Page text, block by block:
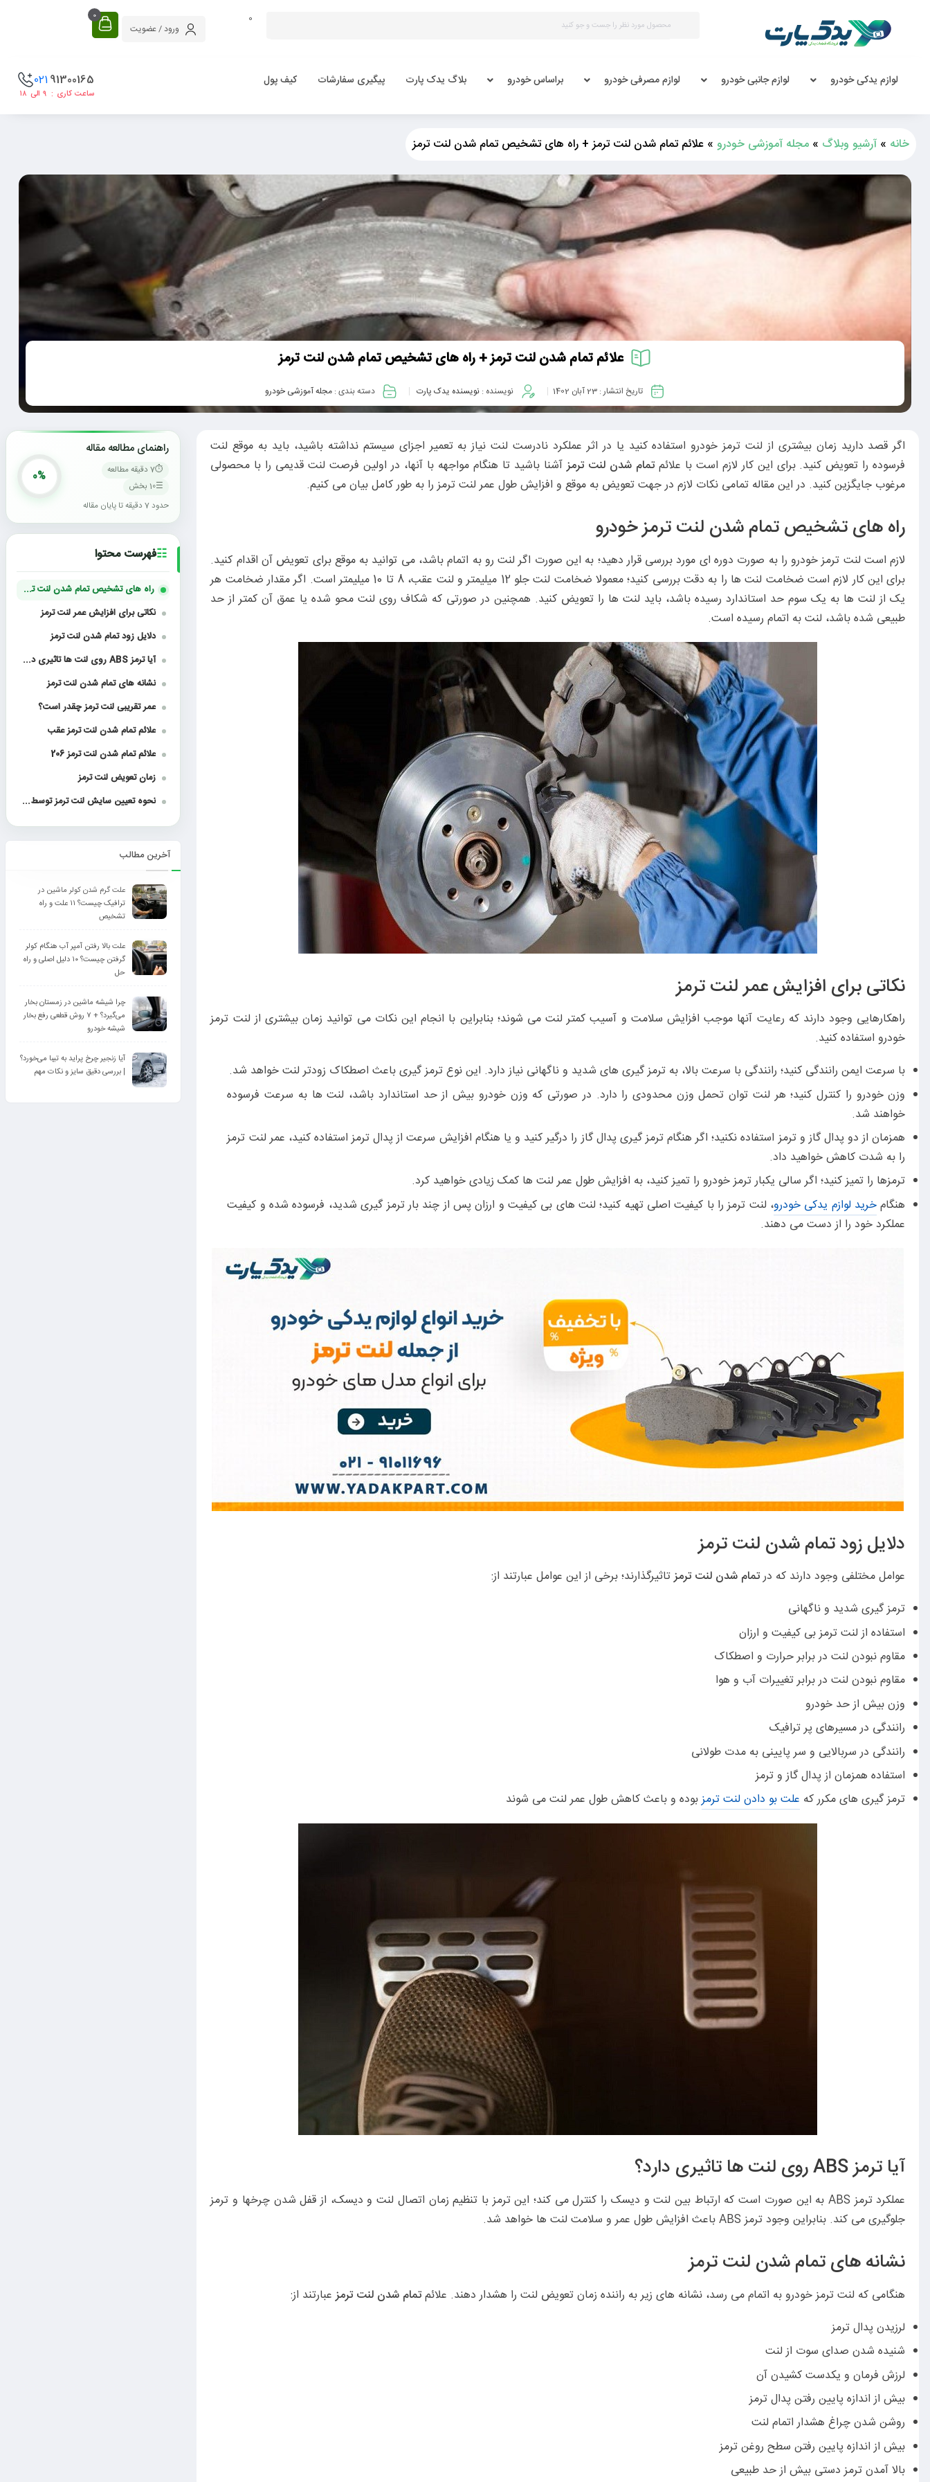
0
ورود / عضویت
0
لوازم یدکی خودرو لوازم جانبی خودرو لوازم مصرفی خودرو براساس خودرو بلاگ یدک پارت پیگیری سفارشات کیف پول 91300165
021
ساعت کاری : ۹ الی ۱۸
خانه » آرشیو وبلاگ » مجله آموزشی خودرو » علائم تمام شدن لنت ترمز + راه های تشخیص تمام شدن لنت ترمز
علائم تمام شدن لنت ترمز + راه های تشخیص تمام شدن لنت ترمز
تاریخ انتشار : 23 آبان 1402 نویسنده : نویسنده یدک پارت دسته بندی : مجله آموزشی خودرو
اگر قصد دارید زمان بیشتری از لنت ترمز خودرو استفاده کنید یا در اثر عملکرد نادرست لنت نیاز به تعمیر اجزای سیستم نداشته باشید، باید به موقع لنت
فرسوده را تعویض کنید. برای این کار لازم است با علائمتمام شدن لنت ترمزآشنا باشید تا هنگام مواجهه با آنها، در اولین فرصت لنت قدیمی را با محصولی
مرغوب جایگزین کنید. در این مقاله تمامی نکات لازم در جهت تعویض به موقع و افزایش طول عمر لنت ترمز را به طور کامل بیان می کنیم.
راه های تشخیص تمام شدن لنت ترمز خودرو
لازم است لنت ترمز خودرو را به صورت دوره ای مورد بررسی قرار دهید؛ به این صورت اگر لنت رو به اتمام باشد، می توانید به موقع برای تعویض آن اقدام کنید.
برای این کار لازم است ضخامت لنت ها را به دقت بررسی کنید؛ معمولا ضخامت لنت جلو 12 میلیمتر و لنت عقب، 8 تا 10 میلیمتر است. اگر مقدار ضخامت هر
یک از لنت ها به یک سوم حد استاندارد رسیده باشد، باید لنت ها را تعویض کنید. همچنین در صورتی که شکاف روی لنت محو شده یا عمق آن کمتر از حد
طبیعی شده باشد، لنت به اتمام رسیده است.
نکاتی برای افزایش عمر لنت ترمز
راهکارهایی وجود دارند که رعایت آنها موجب افزایش سلامت و آسیب کمتر لنت می شوند؛ بنابراین با انجام این نکات می توانید زمان بیشتری از لنت ترمز
خودرو استفاده کنید.
با سرعت ایمن رانندگی کنید؛ رانندگی با سرعت بالا، به ترمز گیری های شدید و ناگهانی نیاز دارد. این نوع ترمز گیری باعث اصطکاک زودتر لنت خواهد شد.
وزن خودرو را کنترل کنید؛ هر لنت توان تحمل وزن محدودی را دارد. در صورتی که وزن خودرو بیش از حد استاندارد باشد، لنت ها به سرعت فرسوده
خواهند شد.
همزمان از دو پدال گاز و ترمز استفاده نکنید؛ اگر هنگام ترمز گیری پدال گاز را درگیر کنید و یا هنگام افزایش سرعت از پدال ترمز استفاده کنید، عمر لنت ترمز
را به شدت کاهش خواهید داد.
ترمزها را تمیز کنید؛ اگر سالی یکبار ترمز خودرو را تمیز کنید، به افزایش طول عمر لنت ها کمک زیادی خواهید کرد.
هنگامخرید لوازم یدکی خودرو، لنت ترمز را با کیفیت اصلی تهیه کنید؛ لنت های بی کیفیت و ارزان پس از چند بار ترمز گیری شدید، فرسوده شده و کیفیت
عملکرد خود را از دست می دهند.
دلایل زود تمام شدن لنت ترمز
عوامل مختلفی وجود دارند که درتمام شدن لنت ترمزتاثیرگذارند؛ برخی از این عوامل عبارتند از:
ترمز گیری شدید و ناگهانی
استفاده از لنت ترمز بی کیفیت و ارزان
مقاوم نبودن لنت در برابر حرارت و اصطکاک
مقاوم نبودن لنت در برابر تغییرات آب و هوا
وزن بیش از حد خودرو
رانندگی در مسیرهای پر ترافیک
رانندگی در سربالایی و سر پایینی به مدت طولانی
استفاده همزمان از پدال گاز و ترمز
ترمز گیری های مکرر که علت بو دادن لنت ترمزبوده و باعث کاهش طول عمر لنت می شوند
آیا ترمزABSروی لنت ها تاثیری دارد؟
عملکرد ترمز ABS به این صورت است که ارتباط بین لنت و دیسک را کنترل می کند؛ این ترمز با تنظیم زمان اتصال لنت و دیسک، از قفل شدن چرخها و ترمز
جلوگیری می کند. بنابراین وجود ترمز ABS باعث افزایش طول عمر و سلامت لنت ها خواهد شد.
نشانه های تمام شدن لنت ترمز
هنگامی که لنت ترمز خودرو به اتمام می رسد، نشانه های زیر به راننده زمان تعویض لنت را هشدار دهند. علائمتمام شدن لنت ترمزعبارتند از:
لرزیدن پدال ترمز
شنیده شدن صدای سوت از لنت
لرزش فرمان و یکدست کشیدن آن
بیش از اندازه پایین رفتن پدال ترمز
روشن شدن چراغ هشدار اتمام لنت
بیش از اندازه پایین رفتن سطح روغن ترمز
بالا آمدن ترمز دستی بیش از حد طبیعی
راهنمای مطالعه مقاله
7 دقیقه مطالعه
10 بخش
حدود 7 دقیقه تا پایان مقاله
0%
فهرست محتوا
راه های تشخیص تمام شدن لنت ترمز خودرو
نکاتی برای افزایش عمر لنت ترمز
دلایل زود تمام شدن لنت ترمز
آیا ترمز ABS روی لنت ها تاثیری دارد؟
نشانه های تمام شدن لنت ترمز
عمر تقریبی لنت ترمز چقدر است؟
علائم تمام شدن لنت ترمز عقب
علائم تمام شدن لنت ترمز 206
زمان تعویض لنت ترمز
نحوه تعیین سایش لنت ترمز توسط علائم خارجی
آخرین مطالب
علت گرم شدن کولر ماشین در
ترافیک چیست؟ ۱۱ علت و راه
تشخیص
علت بالا رفتن آمپر آب هنگام کولر
گرفتن چیست؟ ۱۰ دلیل اصلی و راه‌
حل
چرا شیشه ماشین در زمستان بخار
می‌گیرد؟ + ۷ روش قطعی رفع بخار
شیشه خودرو
آیا زنجیر چرخ پراید به تیبا می‌خورد؟
| بررسی دقیق سایز و نکات مهم